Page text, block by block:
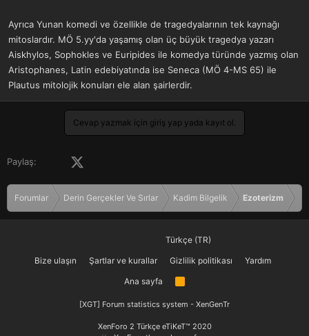
Ayrıca Yunan komedi ve özellikle de tragedyalarının tek kaynağı
mitoslardır. MÖ 5.yy'da yaşamış olan üç büyük tragedya yazarı
Aiskhylos, Sophokles ve Euripides ile komedya türünde yazmış olan
Aristophanes, Latin edebiyatında ise Seneca (MÖ 4-MS 65) ile
Plautus mitolojik konuları ele alan şairlerdir.
Cevap yazmak için giriş yap yada kayıt ol.
Paylaş: Facebook
Forumlar Derin Gerçekler Ve Sırlar Kadim Bilgelik Ezoterizm
Türkçe (TR)
Bize ulaşın
Şartlar ve kurallar Gizlilik politikası
Yardım
Ana sayfa
R
[XGT] Forum statistics system - XenGenTr
XenForo 2 Türkçe eTiKeT™ 2020